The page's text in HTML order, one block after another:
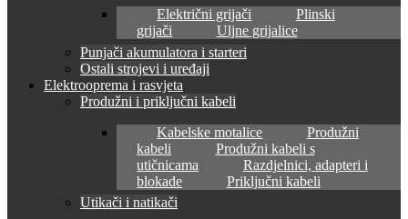
Električni grijači
Plinski
grijači
Uljne grijalice
Punjači akumulatora i starteri
Ostali strojevi i uređaji
Elektrooprema i rasvjeta
Produžni i priključni kabeli
Kabelske motalice
Produžni
kabeli
Produžni kabeli s
utičnicama
Razdjelnici, adapteri i
blokade
Priključni kabeli
Utikači i natikači